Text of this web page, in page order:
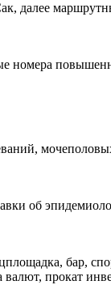
далее
номера
об
бар,
прокат